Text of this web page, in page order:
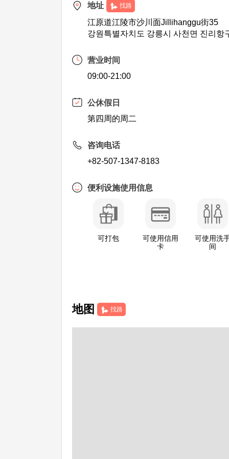
地址 找路
江原道江陵市沙川面Jillihanggu街35
강원특별자치도 강릉시 사천면 진리항
营业时间
09:00-21:00
公休假日
第四周的周二
咨询电话
+82-507-1347-8183
便利设施使用信息
可打包
可使用信用
卡
可使用洗
间
地图 找路